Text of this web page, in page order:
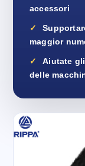
accessori
maggior
Aiutate
delle